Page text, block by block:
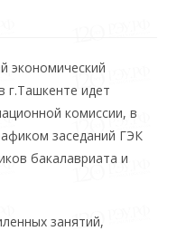
экономический
г.Ташкенте идет
комиссии, в
заседаний ГЭК
бакалавриата и
занятий,